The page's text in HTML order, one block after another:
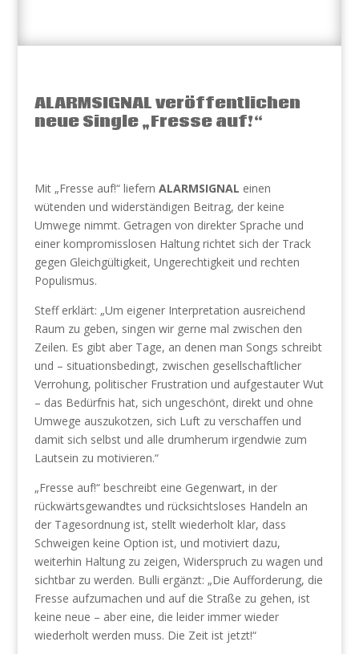
ALARMSIGNAL veröffentlichen
neue Single „Fresse auf!“
Mit „Fresse auf!“ liefern ALARMSIGNAL einen
wütenden und widerständigen Beitrag, der keine
Umwege nimmt. Getragen von direkter Sprache und
einer kompromisslosen Haltung richtet sich der Track
gegen Gleichgültigkeit, Ungerechtigkeit und rechten
Populismus.
Steff erklärt: „Um eigener Interpretation ausreichend
Raum zu geben, singen wir gerne mal zwischen den
Zeilen. Es gibt aber Tage, an denen man Songs schreibt
und – situationsbedingt, zwischen gesellschaftlicher
Verrohung, politischer Frustration und aufgestauter Wut
– das Bedürfnis hat, sich ungeschönt, direkt und ohne
Umwege auszukotzen, sich Luft zu verschaffen und
damit sich selbst und alle drumherum irgendwie zum
Lautsein zu motivieren.“
„Fresse auf!“ beschreibt eine Gegenwart, in der
rückwärtsgewandtes und rücksichtsloses Handeln an
der Tagesordnung ist, stellt wiederholt klar, dass
Schweigen keine Option ist, und motiviert dazu,
weiterhin Haltung zu zeigen, Widerspruch zu wagen und
sichtbar zu werden. Bulli ergänzt: „Die Aufforderung, die
Fresse aufzumachen und auf die Straße zu gehen, ist
keine neue – aber eine, die leider immer wieder
wiederholt werden muss. Die Zeit ist jetzt!“